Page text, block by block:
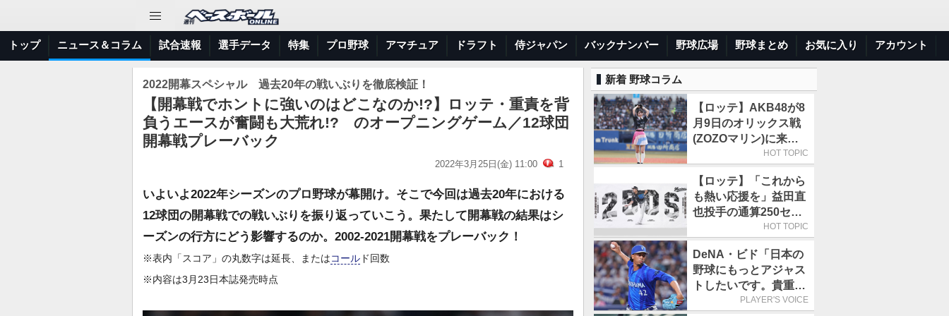
トップ ニュース＆コラム 試合速報 選手データ 特集 プロ野球 アマチュア ドラフト 侍ジャパン バックナンバー 野球広場 野球まとめ お気に入り アカウント
2022開幕スペシャル 過去20年の戦いぶりを徹底検証！
【開幕戦でホントに強いのはどこなのか!?】ロッテ・重責を背
負うエースが奮闘も大荒れ!? のオープニングゲーム／12球団
開幕戦プレーバック
2022年3月25日(金) 11:00 1
いよいよ2022年シーズンのプロ野球が幕開け。そこで今回は過去20年における
12球団の開幕戦での戦いぶりを振り返っていこう。果たして開幕戦の結果はシ
ーズンの行方にどう影響するのか。2002-2021開幕戦をプレーバック！
※表内「スコア」の丸数字は延長、または コール ド回数
※内容は3月23日本誌発売時点
新着 野球コラム
【ロッテ】AKB48が8
月9日のオリックス戦
(ZOZOマリン)に来場
／佐藤綺星「一番の思
HOT TOPIC
【ロッテ】「これから
も熱い応援を」益田直
也投手の通算250セー
ブ記念グッズ第2弾が
HOT TOPIC
DeNA・ビド「日本の
野球にもっとアジャス
トしたいです。貴重な
経験になると思いま
PLAYER'S VOICE